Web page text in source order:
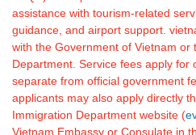
assistance with tourism-related
guidance, and airport support.
with the Government of Vietnam or
Department. Service fees apply for
separate from official government
applicants may also apply directly
Immigration Department website (
Vietnam Embassy or Consulate in